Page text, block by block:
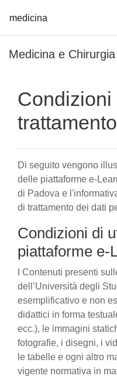
medicina
Medicina e Chirurgia
Di seguito vengono
delle piattaforme e-
di Padova e
di trattamento dei dati
Condizioni di
piattaforme e-
I Contenuti presenti
dell’Università degli
esemplificativo e non
didattici in forma
ecc.), le immagini
fotografie, i disegni, i
le tabelle e ogni altro
vigente normativa in